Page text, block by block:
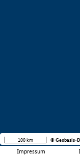
Impressum
100 km © Geobasis-